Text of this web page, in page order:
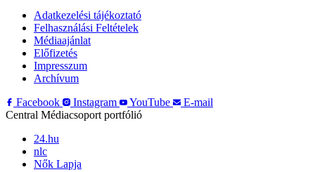
Adatkezelési tájékoztató
Felhasználási Feltételek
Médiaajánlat
Előfizetés
Impresszum
Archívum
Facebook
Instagram YouTube
E-mail
Central Médiacsoport portfólió
24.hu
nlc
Nők Lapja